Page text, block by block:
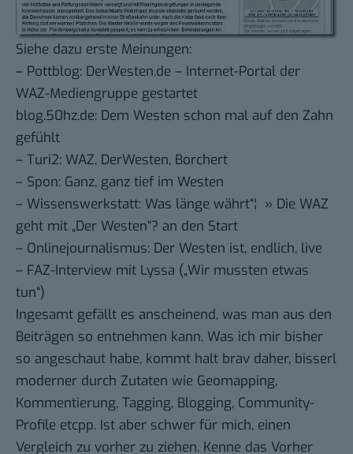
Siehe dazu erste Meinungen:
– Pottblog: DerWesten.de – Internet-Portal der
WAZ-Mediengruppe gestartet
blog.50hz.de: Dem Westen schon mal auf den Zahn
gefühlt
– Turi2: WAZ, DerWesten, Borchert
– Spon: Ganz, ganz tief im Westen
– Wissenswerkstatt: Was länge währt“¦ » Die WAZ
geht mit „Der Westen“? an den Start
– Onlinejournalismus: Der Westen ist, endlich, live
– FAZ-Interview mit Lyssa („Wir mussten etwas
tun“)
Ingesamt gefällt es anscheinend, was man aus den
Beiträgen so entnehmen kann. Was ich mir bisher
so angeschaut habe, kommt halt brav daher, bisserl
moderner durch Zutaten wie Geomapping,
Kommentierung, Tagging, Blogging, Community-
Profile etcpp. Ist aber schwer für mich, einen
Vergleich zu vorher zu ziehen. Kenne das Vorher